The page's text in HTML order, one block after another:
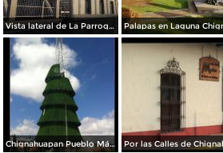
Vista lateral de La Parroquia
Chignahuapan Pueblo Mágico